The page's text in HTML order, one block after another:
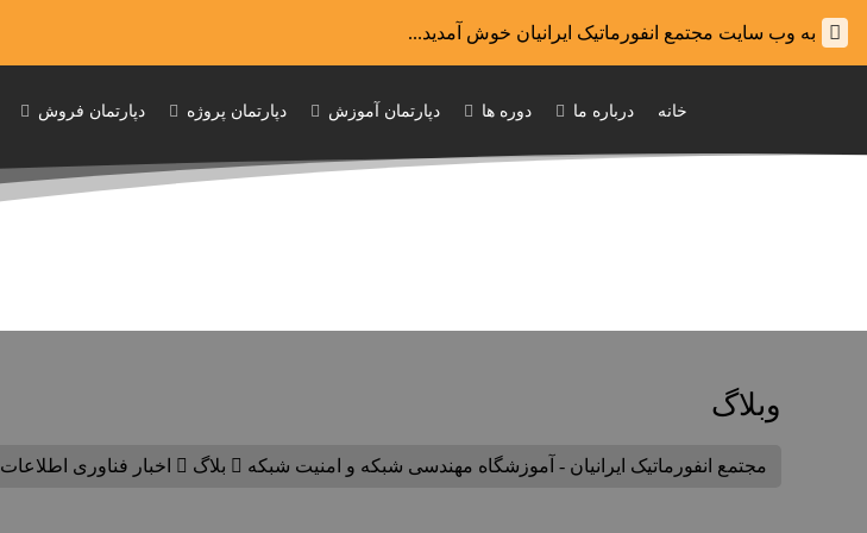
به وب سایت مجتمع انفورماتیک ایرانیان خوش آمدید...
خانه درباره ما دوره ها دپارتمان آموزش دپارتمان پروژه دپارتمان فروش
وبلاگ
مجتمع انفورماتیک ایرانیان - آموزشگاه مهندسی شبکه و امنیت شبکه بلاگ اخبار فناوری اطلاعات